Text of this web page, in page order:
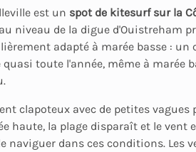
est un spot de kitesurf sur la
niveau de la digue d'Ouistreham
adapté à marée basse : un
quasi toute l'année, même à marée
clapoteux avec de petites vagues
haute, la plage disparaît et le vent
naviguer dans ces conditions. Les